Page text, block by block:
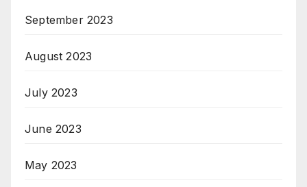
September 2023
August 2023
July 2023
June 2023
May 2023